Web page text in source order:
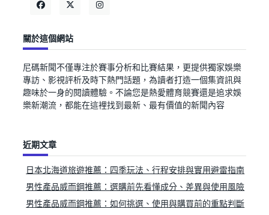
關於這個網站
尼碼新聞不僅專注於賽事分析和比賽結果，更提供獨家娛樂
專訪、影視評析及時下熱門話題，為讀者打造一個集資訊與
趣味於一身的閱讀體驗。不論您是熱愛體育競賽還是追求娛
樂新潮流，都能在這裡找到最新、最有價值的新聞內容
近期文章
日本北海道旅遊推薦：四季玩法、行程安排與實用避雷指南
男性產品威而鋼推薦：選購前先看懂成分、差異與使用風險
男性產品威而鋼推薦：如何挑選、使用與購買前的重點判斷